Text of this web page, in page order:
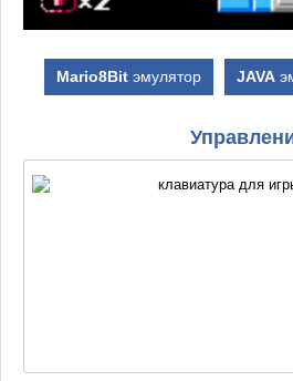
Mario8Bit эмулятор JAVA